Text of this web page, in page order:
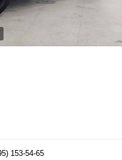
153-54-65